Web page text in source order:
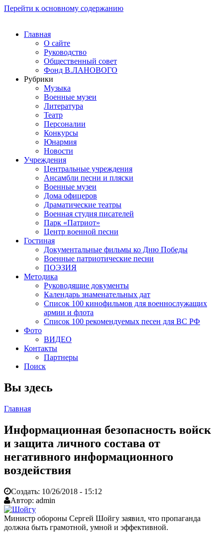
Перейти к основному содержанию
Главная
О сайте
Руководство
Общественный совет
Фонд В.ЛАНОВОГО
Рубрики
Музыка
Военные музеи
Литература
Театр
Персоналии
Конкурсы
Юнармия
Новости
Учреждения
Центральные учреждения
Ансамбли песни и пляски
Военные музеи
Дома офицеров
Драматические театры
Военная студия писателей
Парк «Патриот»
Центр военной песни
Гостиная
Документальные фильмы ко Дню Победы
Военные патриотические песни
ПОЭЗИЯ
Методика
Руководящие документы
Календарь знаменательных дат
Список 100 кинофильмов для военнослужащих
армии и флота
Список 100 рекомендуемых песен для ВС РФ
Фото
ВИДЕО
Контакты
Партнеры
Поиск
Вы здесь
Главная
Информационная безопасность войск
и защита личного состава от
негативного информационного
воздействия
Создать: 10/26/2018 - 15:12
Автор: admin
Министр обороны Сергей Шойгу заявил, что пропаганда
должна быть грамотной, умной и эффективной.